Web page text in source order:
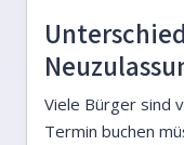
Viele Bürger sind
Termin buchen